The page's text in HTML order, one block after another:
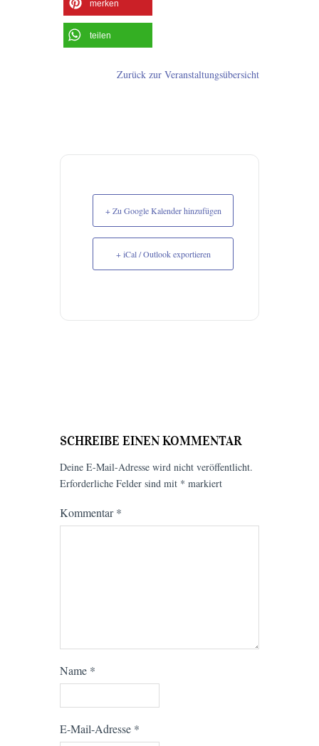
merken
teilen
Zurück zur Veranstaltungsübersicht
+ Zu Google Kalender hinzufügen
+ iCal / Outlook exportieren
SCHREIBE EINEN KOMMENTAR
Deine E-Mail-Adresse wird nicht veröffentlicht.
Erforderliche Felder sind mit * markiert
Kommentar*
Name *
E-Mail-Adresse *